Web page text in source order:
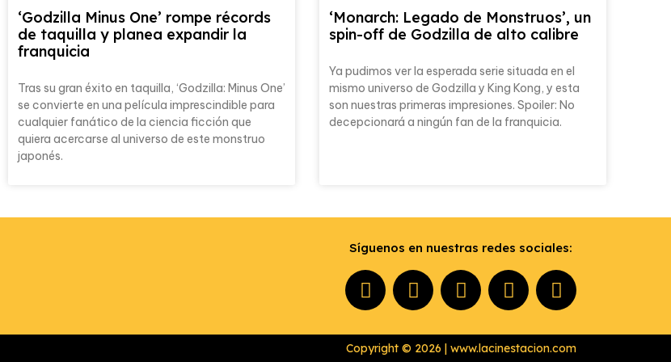
‘Godzilla Minus One’ rompe récords
de taquilla y planea expandir la
franquicia
Tras su gran éxito en taquilla, ‘Godzilla: Minus One’
se convierte en una película imprescindible para
cualquier fanático de la ciencia ficción que
quiera acercarse al universo de este monstruo
japonés.
‘Monarch: Legado de Monstruos’, un
spin-off de Godzilla de alto calibre
Ya pudimos ver la esperada serie situada en el
mismo universo de Godzilla y King Kong, y esta
son nuestras primeras impresiones. Spoiler: No
decepcionará a ningún fan de la franquicia.
Síguenos en nuestras redes sociales:
Copyright © 2026 | www.lacinestacion.com